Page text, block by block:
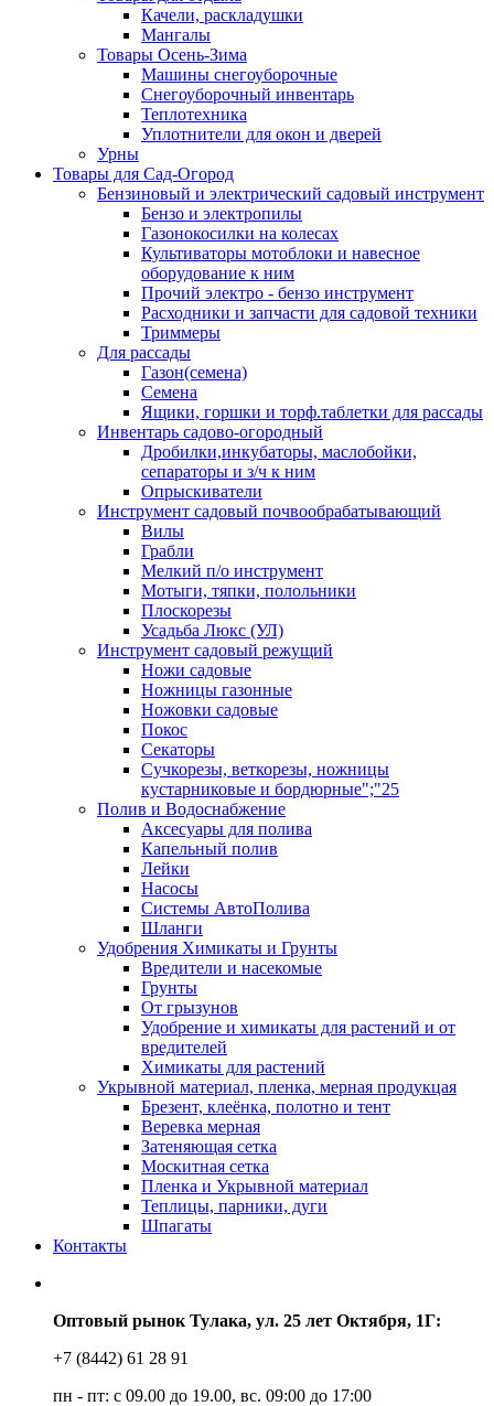
Качели, раскладушки
Мангалы
Товары Осень-Зима
Машины снегоуборочные
Снегоуборочный инвентарь
Теплотехника
Уплотнители для окон и дверей
Урны
Товары для Сад-Огород
Бензиновый и электрический садовый инструмент
Бензо и электропилы
Газонокосилки на колесах
Культиваторы мотоблоки и навесное
оборудование к ним
Прочий электро - бензо инструмент
Расходники и запчасти для садовой техники
Триммеры
Для рассады
Газон(семена)
Семена
Ящики, горшки и торф.таблетки для рассады
Инвентарь садово-огородный
Дробилки,инкубаторы, маслобойки,
сепараторы и з/ч к ним
Опрыскиватели
Инструмент садовый почвообрабатывающий
Вилы
Грабли
Мелкий п/о инструмент
Мотыги, тяпки, полольники
Плоскорезы
Усадьба Люкс (УЛ)
Инструмент садовый режущий
Ножи садовые
Ножницы газонные
Ножовки садовые
Покос
Секаторы
Сучкорезы, веткорезы, ножницы
кустарниковые и бордюрные";"25
Полив и Водоснабжение
Аксесуары для полива
Капельный полив
Лейки
Насосы
Системы АвтоПолива
Шланги
Удобрения Химикаты и Грунты
Вредители и насекомые
Грунты
От грызунов
Удобрение и химикаты для растений и от
вредителей
Химикаты для растений
Укрывной материал, пленка, мерная продукцая
Брезент, клеёнка, полотно и тент
Веревка мерная
Затеняющая сетка
Москитная сетка
Пленка и Укрывной материал
Теплицы, парники, дуги
Шпагаты
Контакты
Оптовый рынок Тулака, ул. 25 лет Октября, 1Г:
+7 (8442) 61 28 91
пн - пт: с 09.00 до 19.00, вс. 09:00 до 17:00